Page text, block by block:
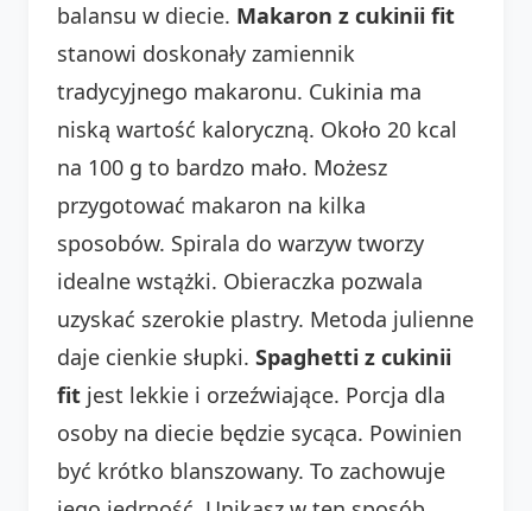
balansu w diecie. Makaron z cukinii fit
stanowi doskonały zamiennik
tradycyjnego makaronu. Cukinia ma
niską wartość kaloryczną. Około 20 kcal
na 100 g to bardzo mało. Możesz
przygotować makaron na kilka
sposobów. Spirala do warzyw tworzy
idealne wstążki. Obieraczka pozwala
uzyskać szerokie plastry. Metoda julienne
daje cienkie słupki. Spaghetti z cukinii
fit jest lekkie i orzeźwiające. Porcja dla
osoby na diecie będzie sycąca. Powinien
być krótko blanszowany. To zachowuje